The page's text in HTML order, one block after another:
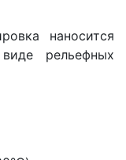
наносится
рельефных